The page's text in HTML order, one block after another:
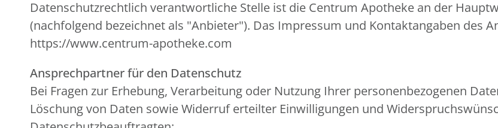
Datenschutzrechtlich verantwortliche Stelle ist die Centrum Apotheke an der
(nachfolgend bezeichnet als "Anbieter"). Das Impressum und Kontaktangaben des
https://www.centrum-apotheke.com
Ansprechpartner für den Datenschutz
Bei Fragen zur Erhebung, Verarbeitung oder Nutzung Ihrer personenbezogenen
Löschung von Daten sowie Widerruf erteilter Einwilligungen und